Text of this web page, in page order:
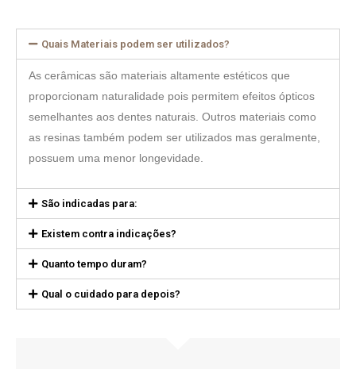
Quais Materiais podem ser utilizados?
As cerâmicas são materiais altamente estéticos que
proporcionam naturalidade pois permitem efeitos ópticos
semelhantes aos dentes naturais. Outros materiais como
as resinas também podem ser utilizados mas geralmente,
possuem uma menor longevidade.
São indicadas para:
Existem contra indicações?
Quanto tempo duram?
Qual o cuidado para depois?